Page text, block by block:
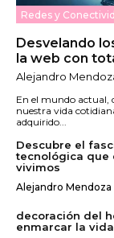
Redes y
Desvelando
la web con
Alejandro
En el mundo actual,
nuestra vida
adquirido...
Descubre el
tecnológica que
vivimos
Alejandro Mendoza
decoración del
enmarcar la